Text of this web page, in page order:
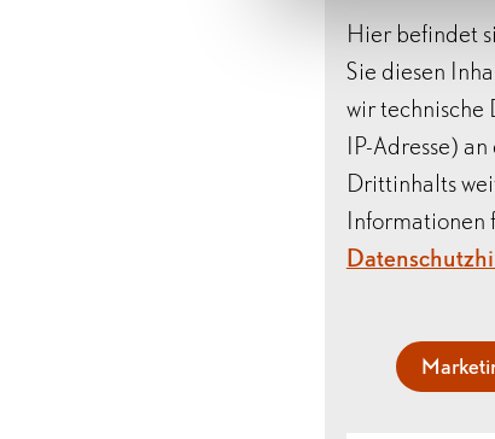
Hier befindet
Sie diesen
wir technische
IP-Adresse)
Drittinhalts
Informationen